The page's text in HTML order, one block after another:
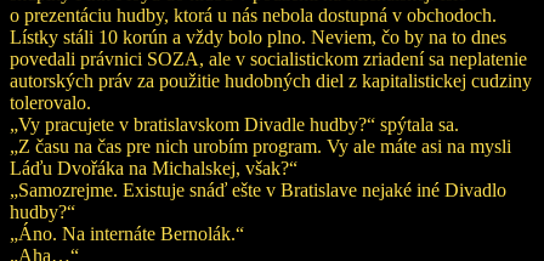
o prezentáciu hudby, ktorá u nás nebola dostupná v obchodoch.
Lístky stáli 10 korún a vždy bolo plno. Neviem, čo by na to dnes
povedali právnici SOZA, ale v socialistickom zriadení sa neplatenie
autorských práv za použitie hudobných diel z kapitalistickej cudziny
tolerovalo.
„Vy pracujete v bratislavskom Divadle hudby?“ spýtala sa.
„Z času na čas pre nich urobím program. Vy ale máte asi na mysli
Láďu Dvořáka na Michalskej, však?“
„Samozrejme. Existuje snáď ešte v Bratislave nejaké iné Divadlo
hudby?“
„Áno. Na internáte Bernolák.“
„Aha…“